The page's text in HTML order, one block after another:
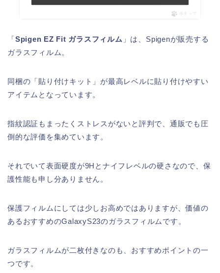
ポチップ
「Spigen EZ Fit ガラスフィルム 」は、Spigenが販売する
ガラスフィルム。
同梱の「貼り付けキット」が最高レベルに貼り付けやすい
アイテムとなっています。
指紋認証もまったくストレスがないと評判で、通販でも圧
倒的な評価を集めています。
それでいて表面硬度が9Hとナイフレベルの硬さなので、保
護性能も申し分ありません。
保護フィルムにしては少しお高めではありますが、価値の
あるおすすめのGalaxyS23のガラスフィルムです。
ガラスフィルムが二枚付きなのも、おすすめポイントの一
つです。